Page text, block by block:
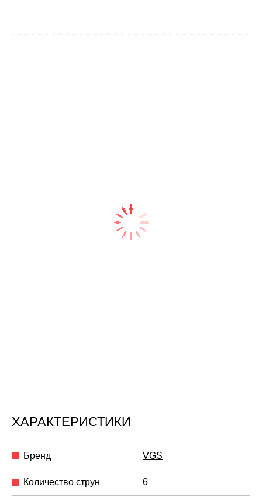
ХАРАКТЕРИСТИКИ
Бренд VGS
Количество струн 6